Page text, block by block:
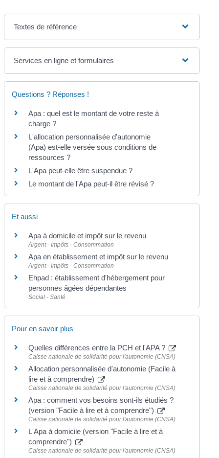
Textes de référence
Services en ligne et formulaires
Questions ? Réponses !
Apa : quel est le montant de votre reste à
charge ?
L'allocation personnalisée d'autonomie
(Apa) est-elle versée sous conditions de
ressources ?
L'Apa peut-elle être suspendue ?
Le montant de l'Apa peut-il être révisé ?
Et aussi
Apa à domicile et impôt sur le revenu
Argent - Impôts - Consommation
Apa en établissement et impôt sur le revenu
Argent - Impôts - Consommation
Ehpad : établissement d'hébergement pour
personnes âgées dépendantes
Social - Santé
Pour en savoir plus
Quelles différences entre la PCH et l'APA ?
Caisse nationale de solidarité pour l'autonomie (CNSA)
Allocation personnalisée d'autonomie (Facile à
lire et à comprendre)
Caisse nationale de solidarité pour l'autonomie (CNSA)
Apa : comment vos besoins sont-ils étudiés ?
(version "Facile à lire et à comprendre")
Caisse nationale de solidarité pour l'autonomie (CNSA)
L'Apa à domicile (version "Facile à lire et à
comprendre")
Caisse nationale de solidarité pour l'autonomie (CNSA)